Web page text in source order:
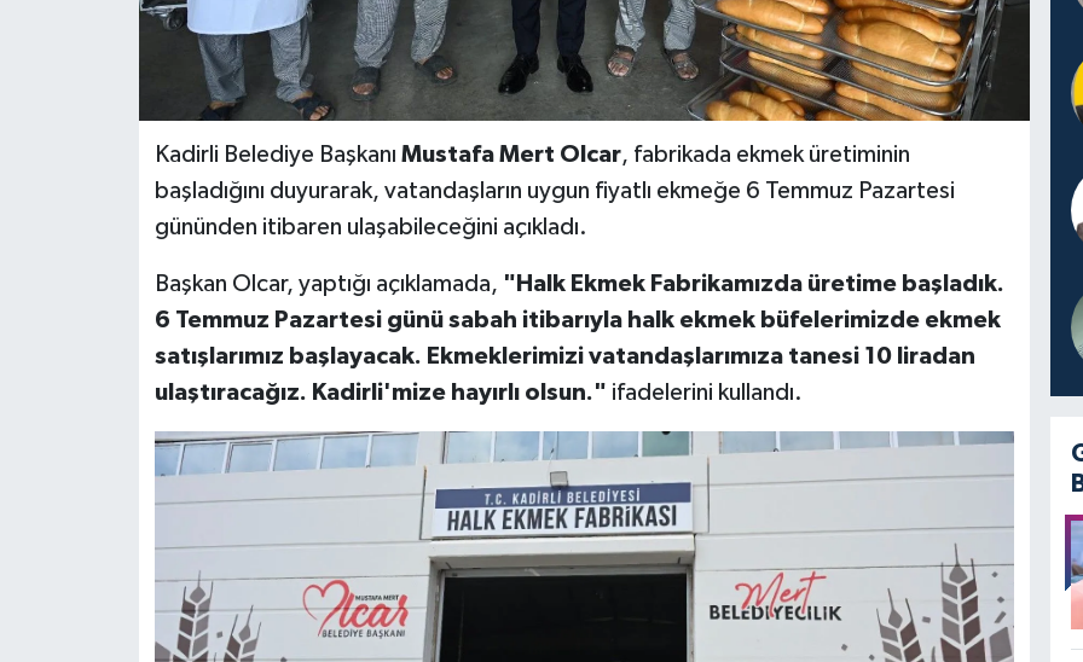
Kadirli Belediye Başkanı Mustafa Mert Olcar, fabrikada ekmek üretiminin
başladığını duyurarak, vatandaşların uygun fiyatlı ekmeğe 6 Temmuz Pazartesi
gününden itibaren ulaşabileceğini açıkladı.
Başkan Olcar, yaptığı açıklamada, "Halk Ekmek Fabrikamızda üretime başladık.
6 Temmuz Pazartesi günü sabah itibarıyla halk ekmek büfelerimizde ekmek
satışlarımız başlayacak. Ekmeklerimizi vatandaşlarımıza tanesi 10 liradan
ulaştıracağız. Kadirli'mize hayırlı olsun." ifadelerini kullandı.